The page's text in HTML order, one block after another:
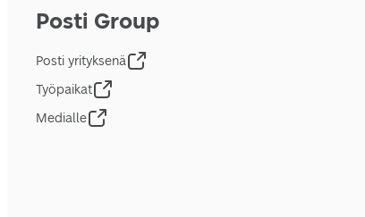
Posti Group
Posti yrityksenä
Työpaikat
Medialle